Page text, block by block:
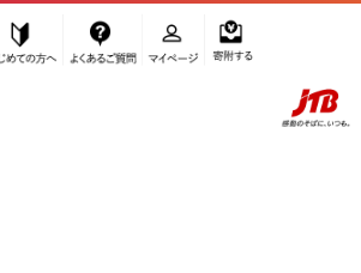
ふるぽ JTBのふるさと納税サイト